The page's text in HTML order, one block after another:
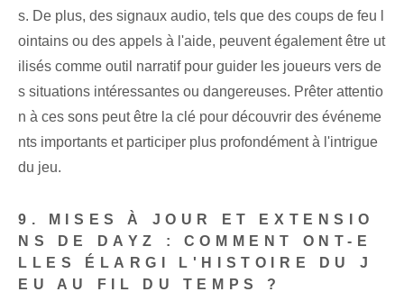
s. De plus, des signaux audio, tels que des coups de feu l
ointains ou des appels à l'aide, peuvent également être ut
ilisés comme outil narratif pour guider les joueurs vers de
s situations intéressantes ou dangereuses. Prêter attentio
n à ces sons peut être la clé pour découvrir des événeme
nts importants et participer plus profondément à l'intrigue
du jeu.
9. MISES À JOUR ET EXTENSIO
NS DE DAYZ : COMMENT ONT-E
LLES ÉLARGI L'HISTOIRE DU J
EU AU FIL DU TEMPS ?